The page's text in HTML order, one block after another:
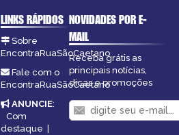
LINKS RÁPIDOS
Sobre
EncontraRuaSãoCaetano
Fale com o
EncontraRuaSãoCaetano
ANUNCIE:
Com
destaque
NOVIDADES POR E-
MAIL
Receba grátis as
principais notícias,
dicas e promoções